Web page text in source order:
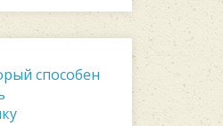
способен